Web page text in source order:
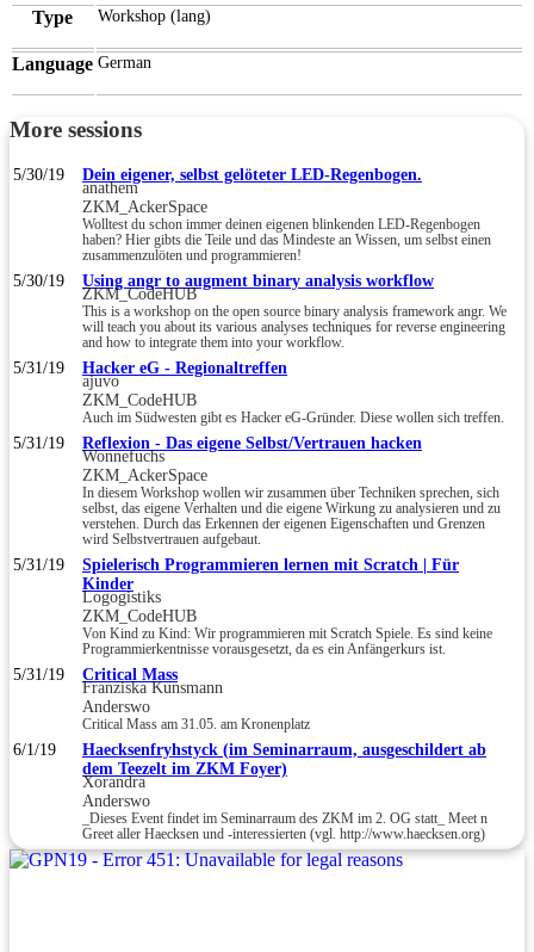
Type Workshop (lang)
Language German
More sessions
5/30/19 Dein eigener, selbst gelöteter LED-Regenbogen.
anathem
ZKM_AckerSpace
Wolltest du schon immer deinen eigenen blinkenden LED-Regenbogen
haben? Hier gibts die Teile und das Mindeste an Wissen, um selbst einen
zusammenzulöten und programmieren!
5/30/19 Using angr to augment binary analysis workflow
ZKM_CodeHUB
This is a workshop on the open source binary analysis framework angr. We
will teach you about its various analyses techniques for reverse engineering
and how to integrate them into your workflow.
5/31/19 Hacker eG - Regionaltreffen
ajuvo
ZKM_CodeHUB
Auch im Südwesten gibt es Hacker eG-Gründer. Diese wollen sich treffen.
5/31/19 Reflexion - Das eigene Selbst/Vertrauen hacken
Wonnefuchs
ZKM_AckerSpace
In diesem Workshop wollen wir zusammen über Techniken sprechen, sich
selbst, das eigene Verhalten und die eigene Wirkung zu analysieren und zu
verstehen. Durch das Erkennen der eigenen Eigenschaften und Grenzen
wird Selbstvertrauen aufgebaut.
5/31/19
Spielerisch Programmieren lernen mit Scratch | Für
Kinder
Logogistiks
ZKM_CodeHUB
Von Kind zu Kind: Wir programmieren mit Scratch Spiele. Es sind keine
Programmierkentnisse vorausgesetzt, da es ein Anfängerkurs ist.
5/31/19 Critical Mass
Franziska Kunsmann
Anderswo
Critical Mass am 31.05. am Kronenplatz
6/1/19
Haecksenfryhstyck (im Seminarraum, ausgeschildert ab
dem Teezelt im ZKM Foyer)
Xorandra
Anderswo
_Dieses Event findet im Seminarraum des ZKM im 2. OG statt_ Meet n
Greet aller Haecksen und -interessierten (vgl. http://www.haecksen.org)